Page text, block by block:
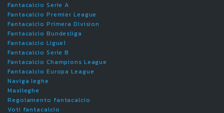
Fantacalcio Serie A
Fantacalcio Premier League
Fantacalcio Primera Division
Fantacalcio Bundesliga
Fantacalcio Ligue1
Fantacalcio Serie B
Fantacalcio Champions League
Fantacalcio Europa League
Naviga leghe
Maxileghe
Regolamento fantacalcio
Voti fantacalcio